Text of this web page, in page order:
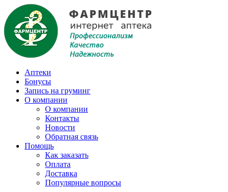
Аптеки
Бонусы
Запись на груминг
О компании
О компании
Контакты
Новости
Обратная связь
Помощь
Как заказать
Оплата
Доставка
Популярные вопросы